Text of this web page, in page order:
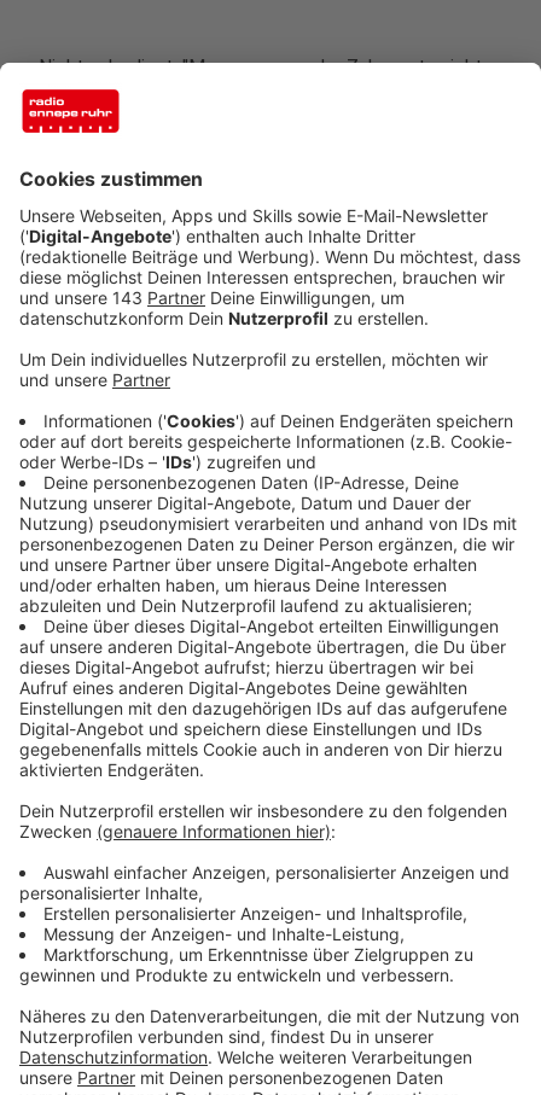
Nicht unbedingt. "Man muss von der Zahnpasta nicht
einen Riesenberg auf die Zahnbürste machen“, sagt
der Experte. Wo viel aber viel helfe, sei bei der Dauer.
Ergebnis, sagt Tobias Gerhaupt. Dabei sei aber wichtig
nicht zu viel Druck auszuüben, um unser Zahnfleisch zu
schonen.
Anzeige
Mythos 6: Zahnseide sollten wir NACH dem
Zähneputzen verwenden.
Anzeige
Tatsächlich sei es besser VOR dem Zähneputzen
Zahnseide zu verwenden. Das zeigen die Ergebnisse
einerStudieder Mashhad University of Medical
Sciences. Durch die Zahnseide werden nämlich
Bakterien und Belag aus den Zwischenräumen
hervorgeholt. Die Reste würden dann im Mund bleiben,
wenn wir die Zahnseide erst nach dem Zähneputzen
verwenden. Zahnarzt Gerhaupt sagt, wenn wir die
Zahnseide trotzdem lieber nach dem Zähneputzen
besten noch eine Mundspülung benutzen. Generell
gelte aber: Zahnseide zu benutzen, ist besser als gar
keine Zahnseide zu benutzen.
Anzeige
Mythos 7: Zuckerfreies Kaugummi ersetzt
das Zähneputzen.
Anzeige